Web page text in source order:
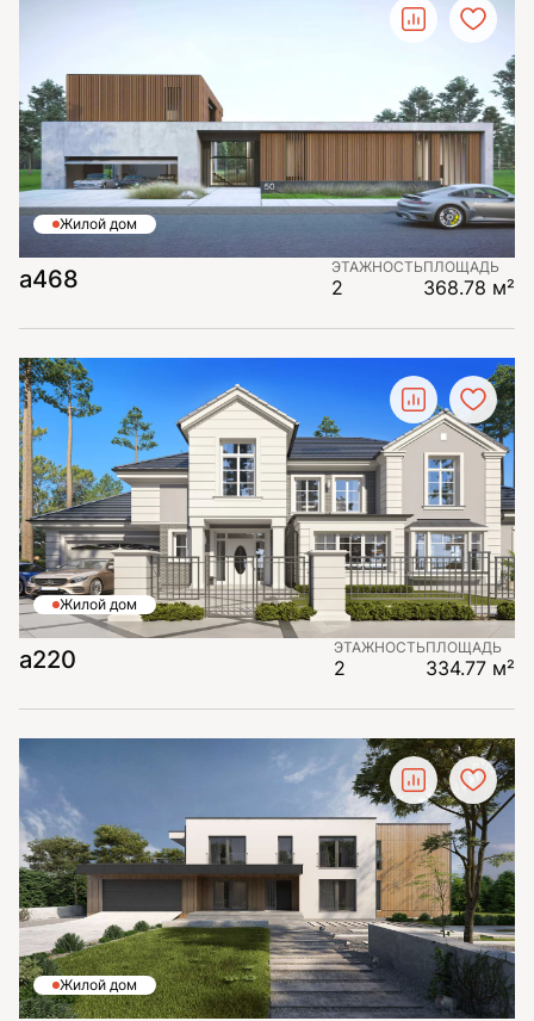
Жилой дом
а468 ЭТАЖНОСТЬ
2
ПЛОЩАДЬ
368.78 м²
Жилой дом
a220 ЭТАЖНОСТЬ
2
ПЛОЩАДЬ
334.77 м²
Жилой дом